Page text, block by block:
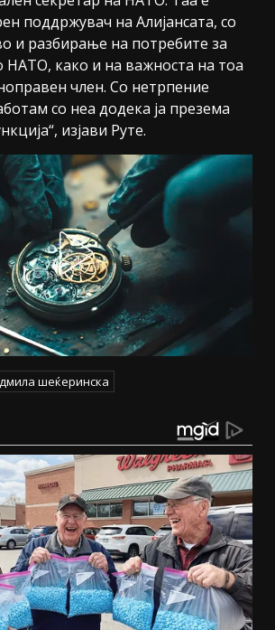
поддржувач на Алијансата, со
и разбирање на потребите за
НАТО, како и на важноста на тоа
член. Со нетрпение
со неа додека ја презема
изјави Руте.
шеќеринска